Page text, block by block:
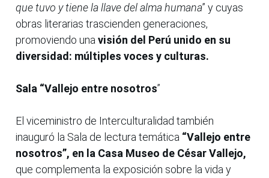
que tuvo y tiene la llave del alma humana” y cuyas
obras literarias trascienden generaciones,
promoviendo una visión del Perú unido en su
diversidad: múltiples voces y culturas.
Sala “Vallejo entre nosotros”
El viceministro de Interculturalidad también
inauguró la Sala de lectura temática “Vallejo entre
nosotros”, en la Casa Museo de César Vallejo,
que complementa la exposición sobre la vida y